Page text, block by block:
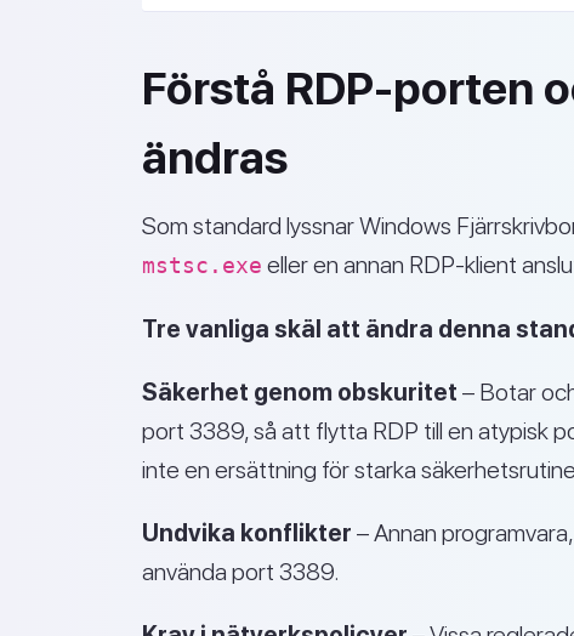
Förstå RDP-porten
ändras
Som standard lyssnar Windows
mstsc.exe eller en annan RDP-klient
Tre vanliga skäl att ändra denna
Säkerhet genom obskuritet – Botar
port 3389, så att flytta RDP till en atypisk
inte en ersättning för starka
Undvika konflikter – Annan
använda port 3389.